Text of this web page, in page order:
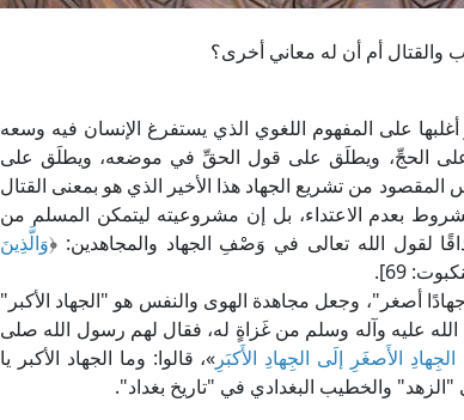
والقتال أم أن له معاني أخرى؟
على المفهوم اللغوي الذي يستفرغ الإنسان فيه وسعه
الحجِّ، ويطلَق على قول الحقِّ في موضعه، ويطلَق على
المقصود من تشريع الجهاد هذا الأخير الذي هو بمعنى القتال
بعدم الاعتداء، بل إن مشروعيته ليتمكن المسلم من
لقول الله تعالى في وَصْفِ الجهاد والمجاهدين: ﴿وَالَّذِينَ
69].
أصغر"، وجعل مجاهدة الهوى والنفس هو "الجهاد الأكبر"
عليه وآله وسلم من غَزاةٍ له، فقال لهم رسول الله صلى
الأَصغَرِ إلَى الجِهادِ الأَكبَرِ »، قالوا: وما الجهاد الأكبر يا
"الزهد" والخطيب البغدادي في "تاريخ بغداد".